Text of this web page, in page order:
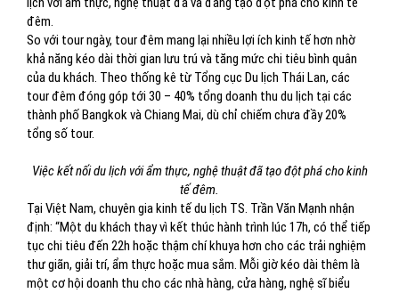
đêm.
So với tour ngày, tour đêm mang lại nhiều lợi ích kinh tế hơn nhờ
khả năng kéo dài thời gian lưu trú và tăng mức chi tiêu bình quân
của du khách. Theo thống kê từ Tổng cục Du lịch Thái Lan, các
tour đêm đóng góp tới 30 – 40% tổng doanh thu du lịch tại các
thành phố Bangkok và Chiang Mai, dù chỉ chiếm chưa đầy 20%
tổng số tour.
Việc kết nối du lịch với ẩm thực, nghệ thuật đã tạo đột phá cho kinh
tế đêm.
Tại Việt Nam, chuyên gia kinh tế du lịch TS. Trần Văn Mạnh nhận
định: “Một du khách thay vì kết thúc hành trình lúc 17h, có thể tiếp
tục chi tiêu đến 22h hoặc thậm chí khuya hơn cho các trải nghiệm
thư giãn, giải trí, ẩm thực hoặc mua sắm. Mỗi giờ kéo dài thêm là
một cơ hội doanh thu cho các nhà hàng, cửa hàng, nghệ sĩ biểu